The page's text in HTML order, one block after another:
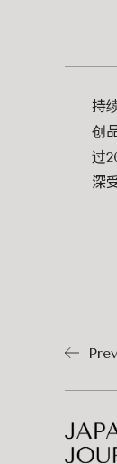
持
创
过
深
Prev